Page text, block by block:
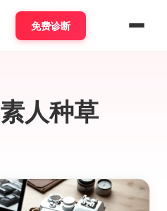
免费诊断
素人种草